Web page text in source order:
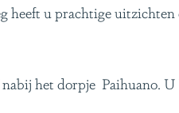
heeft u prachtige uitzichten
nabij het dorpje Paihuano.